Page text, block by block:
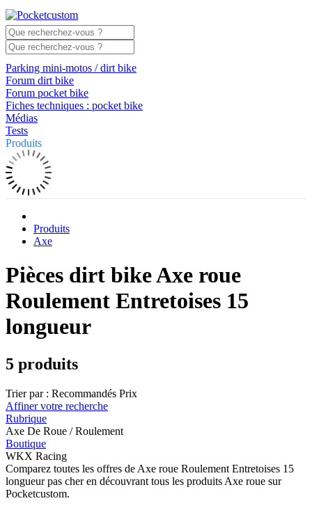
Parking mini-motos / dirt bike
Forum dirt bike
Forum pocket bike
Fiches techniques : pocket bike
Médias
Tests
Produits
Produits
Axe
Pièces dirt bike Axe roue
Roulement Entretoises 15
longueur
5 produits
Trier par : Recommandés Prix
Affiner votre recherche
Rubrique
Axe De Roue / Roulement
Boutique
WKX Racing
Comparez toutes les offres de Axe roue Roulement Entretoises 15
longueur pas cher en découvrant tous les produits Axe roue sur
Pocketcustom.